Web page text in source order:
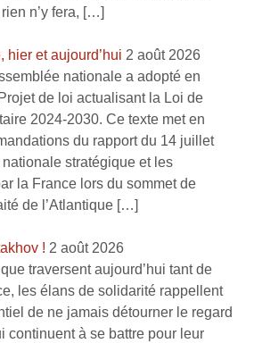
n’y fera, […]
hier et aujourd’hui 2 août 2026
nationale a adopté en
de loi actualisant la Loi de
2024-2030. Ce texte met en
du rapport du 14 juillet
stratégique et les
la France lors du sommet de
de l’Atlantique […]
! 2 août 2026
traversent aujourd’hui tant de
les élans de solidarité rappellent
de ne jamais détourner le regard
continuent à se battre pour leur